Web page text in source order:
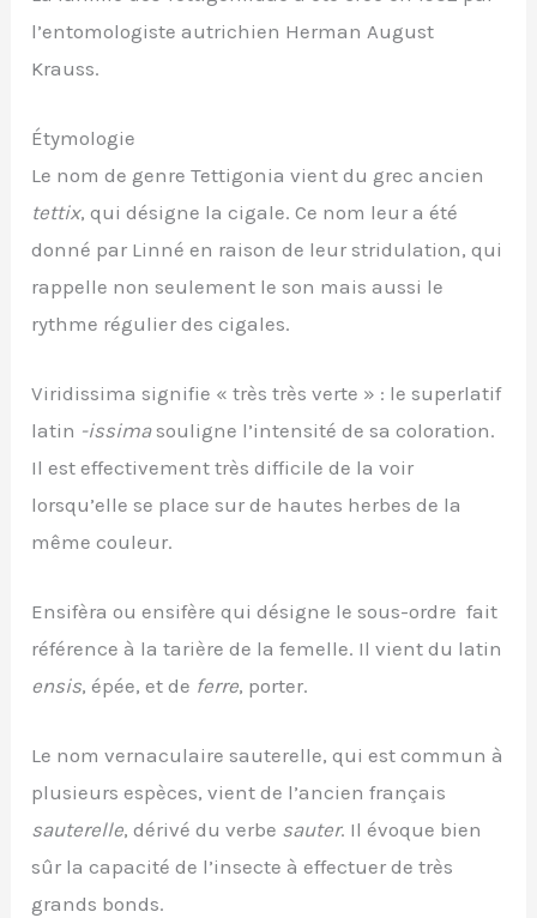
l’entomologiste autrichien Herman August
Krauss.
Étymologie
Le nom de genre Tettigonia vient du grec ancien
tettix, qui désigne la cigale. Ce nom leur a été
donné par Linné en raison de leur stridulation, qui
rappelle non seulement le son mais aussi le
rythme régulier des cigales.
Viridissima signifie « très très verte » : le superlatif
latin -issimasouligne l’intensité de sa coloration.
Il est effectivement très difficile de la voir
lorsqu’elle se place sur de hautes herbes de la
même couleur.
Ensifèra ou ensifère qui désigne le sous-ordre fait
référence à la tarière de la femelle. Il vient du latin
ensis, épée, et de ferre, porter.
Le nom vernaculaire sauterelle, qui est commun à
plusieurs espèces, vient de l’ancien français
sauterelle, dérivé du verbe sauter. Il évoque bien
sûr la capacité de l’insecte à effectuer de très
grands bonds.